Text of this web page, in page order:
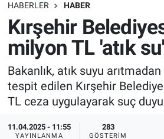
HABERLER HABER
Kırşehir
milyon TL 'atık
Bakanlık, atık suyu
tespit edilen Kırşehir
TL ceza uygulayarak suç
11.04.2025 - 11:55
YAYINLANMA
283
GÖSTERIM
Bilim turu
Bilim ve Teknoloji Evreni
Doğa Konuşuyor
Dünya
Ege Saati
Dünya
Teknoloji
Sağlık
Spor
Yayın Akışı
Trafik Durumu
Süper Lig Puan Durumu ve
Tüm Manşetler
Son Dakika Haberleri
Haber Arşivi